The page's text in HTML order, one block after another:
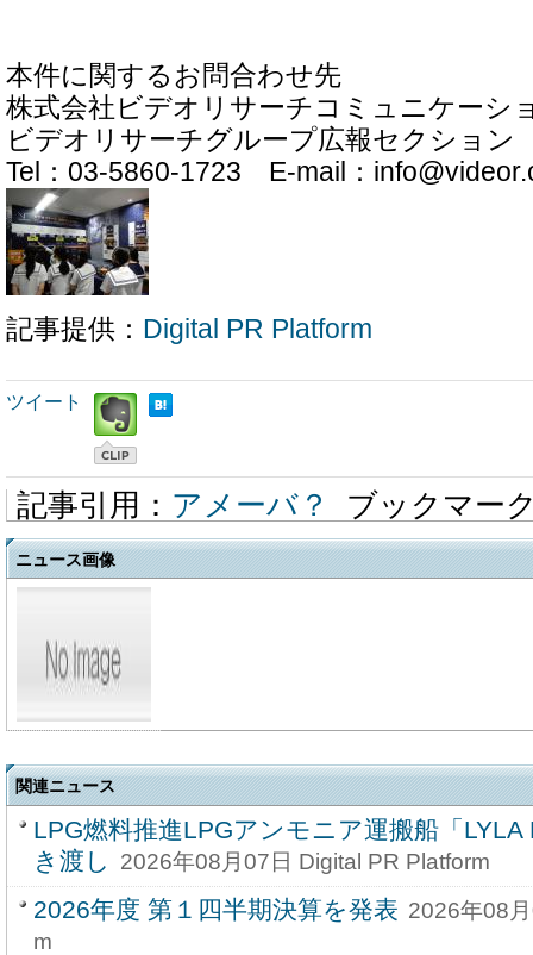
本件に関するお問合わせ先
株式会社ビデオリサーチコミュニケーシ
ビデオリサーチグループ広報セクション
Tel：03-5860-1723 E-mail：
記事提供： Digital PR Platform
ツイート
記事引用： アメーバ？ ブックマー
ニュース画像
関連ニュース
LPG燃料推進LPGアンモニア運搬船「LYLA
き渡し
2026年08月07日 Digital PR Platform
2026年度 第１四半期決算を発表 2026年08
m